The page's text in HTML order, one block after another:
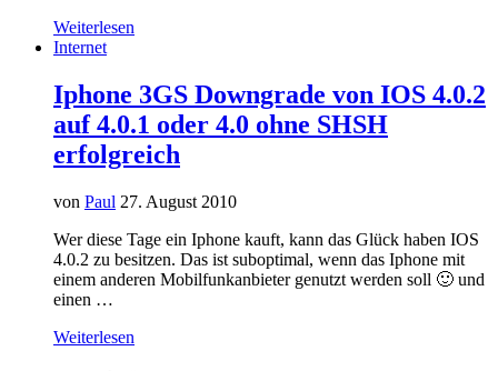
Weiterlesen
Internet
Iphone 3GS Downgrade von IOS 4.0.2
auf 4.0.1 oder 4.0 ohne SHSH
erfolgreich
von Paul 27. August 2010
Wer diese Tage ein Iphone kauft, kann das Glück haben IOS
4.0.2 zu besitzen. Das ist suboptimal, wenn das Iphone mit
einem anderen Mobilfunkanbieter genutzt werden soll 🙂 und
einen …
Weiterlesen